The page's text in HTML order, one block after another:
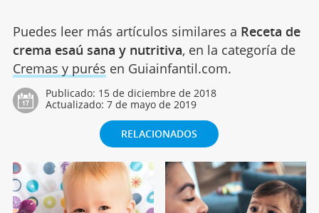
Puedes leer más artículos similares a Receta de
crema esaú sana y nutritiva, en la categoría de
Cremas y purés en Guiainfantil.com.
Publicado: 15 de diciembre de 2018
Actualizado: 7 de mayo de 2019
RELACIONADOS